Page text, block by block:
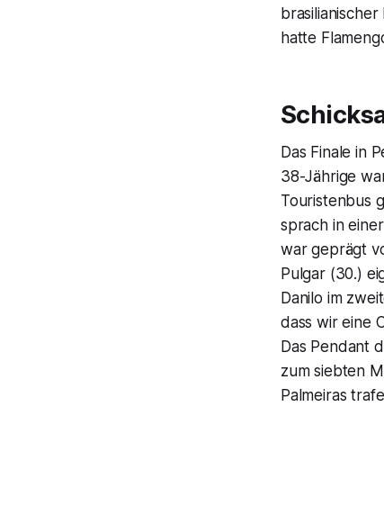
hatte
Das Finale in
38-Jährige
Touristenbus
sprach in
war geprägt
Pulgar (30.)
Danilo im
dass wir eine
Das Pendant
zum siebten
Palmeiras